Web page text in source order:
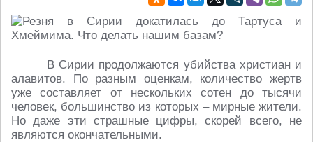
В Сирии продолжаются убийства христиан и
алавитов. По разным оценкам, количество жертв
уже составляет от нескольких сотен до тысячи
человек, большинство из которых – мирные жители.
Но даже эти страшные цифры, скорей всего, не
являются окончательными.